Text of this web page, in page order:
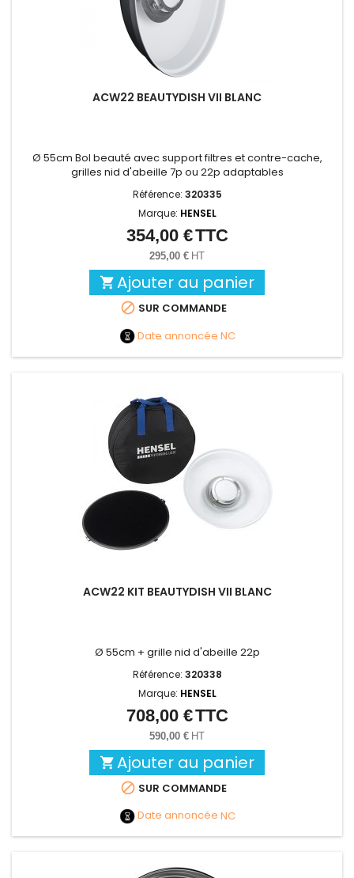
ACW22 BEAUTYDISH VII BLANC
Ø 55cm Bol beauté avec support filtres et contre-cache,
grilles nid d'abeille 7p ou 22p adaptables
Référence: 320335
Marque: HENSEL
Prix
354,00 €TTC
295,00 € HT
 Ajouter au panier
 SUR COMMANDE
Date annoncée NC
ACW22 KIT BEAUTYDISH VII BLANC
Ø 55cm + grille nid d'abeille 22p
Référence: 320338
Marque: HENSEL
Prix
708,00 €TTC
590,00 € HT
 Ajouter au panier
 SUR COMMANDE
Date annoncée NC